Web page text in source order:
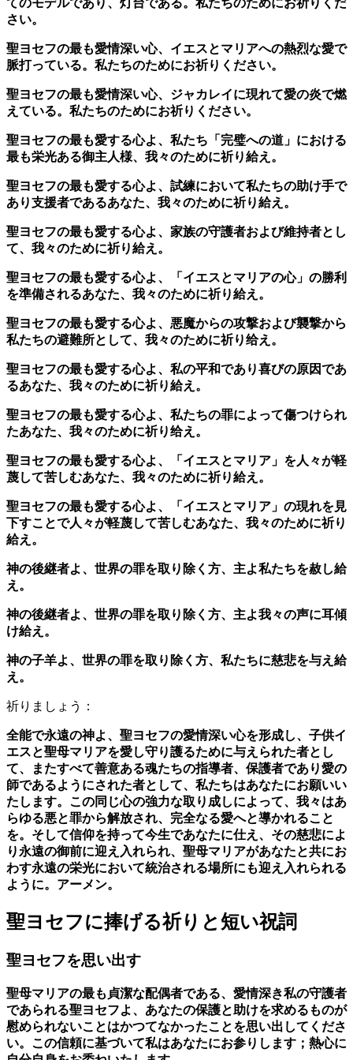
てのモデルであり、灯台である。私たちのためにお祈りくだ
さい。
聖ヨセフの最も愛情深い心、イエスとマリアへの熱烈な愛で
脈打っている。私たちのためにお祈りください。
聖ヨセフの最も愛情深い心、ジャカレイに現れて愛の炎で燃
えている。私たちのためにお祈りください。
聖ヨセフの最も愛する心よ、私たち「完璧への道」における
最も栄光ある御主人様、我々のために祈り給え。
聖ヨセフの最も愛する心よ、試練において私たちの助け手で
あり支援者であるあなた、我々のために祈り給え。
聖ヨセフの最も愛する心よ、家族の守護者および維持者とし
て、我々のために祈り給え。
聖ヨセフの最も愛する心よ、「イエスとマリアの心」の勝利
を準備されるあなた、我々のために祈り給え。
聖ヨセフの最も愛する心よ、悪魔からの攻撃および襲撃から
私たちの避難所として、我々のために祈り给え。
聖ヨセフの最も愛する心よ、私の平和であり喜びの原因であ
るあなた、我々のために祈り給え。
聖ヨセフの最も愛する心よ、私たちの罪によって傷つけられ
たあなた、我々のために祈り给え。
聖ヨセフの最も愛する心よ、「イエスとマリア」を人々が軽
蔑して苦しむあなた、我々のために祈り給え。
聖ヨセフの最も愛する心よ、「イエスとマリア」の現れを見
下すことで人々が軽蔑して苦しむあなた、我々のために祈り
給え。
神の後継者よ、世界の罪を取り除く方、主よ私たちを赦し給
え。
神の後継者よ、世界の罪を取り除く方、主よ我々の声に耳傾
け給え。
神の子羊よ、世界の罪を取り除く方、私たちに慈悲を与え給
え。
祈りましょう：
全能で永遠の神よ、聖ヨセフの愛情深い心を形成し、子供イ
エスと聖母マリアを愛し守り護るために与えられた者とし
て、またすべて善意ある魂たちの指導者、保護者であり愛の
師であるようにされた者として、私たちはあなたにお願いい
たします。この同じ心の強力な取り成しによって、我々はあ
らゆる悪と罪から解放され、完全なる愛へと導かれること
を。そして信仰を持って今生であなたに仕え、その慈悲によ
り永遠の御前に迎え入れられ、聖母マリアがあなたと共にお
わす永遠の栄光において統治される場所にも迎え入れられる
ように。アーメン。
聖ヨセフに捧げる祈りと短い祝詞
聖ヨセフを思い出す
聖母マリアの最も貞潔な配偶者である、愛情深き私の守護者
であられる聖ヨセフよ、あなたの保護と助けを求めるものが
慰められないことはかつてなかったことを思い出してくださ
い。この信頼に基づいて私はあなたにお参りします；熱心に